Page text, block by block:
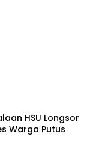
HSU Longsor
Warga Putus